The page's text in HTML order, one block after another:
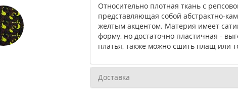
Относительно плотная ткань с
представляющая собой абстрактно-
желтым акцентом. Материя имеет
форму, но достаточно пластичная -
платья, также можно сшить плащ или
Доставка